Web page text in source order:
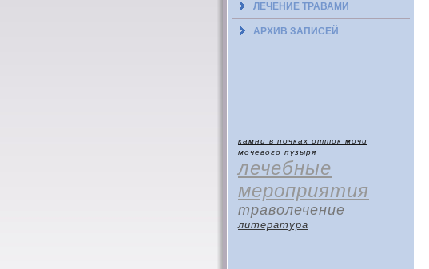
ЛЕЧЕНИЕ ТРАВАМИ
АРХИВ ЗАПИСЕЙ
камни в почках отток мочи
мочевого пузыря
лечебные
мероприятия
траволечение
литература